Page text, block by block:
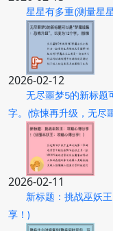
星星有多重(测量星
2026-02-12
无尽噩梦5的新标题
字。(惊悚再升级，无尽
2026-02-11
新标题：挑战巫妖
享！)